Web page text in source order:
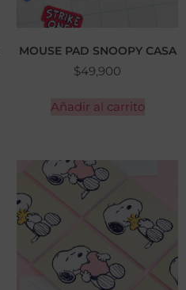
MOUSE PAD SNOOPY CASA
$49,900
Añadir al carrito